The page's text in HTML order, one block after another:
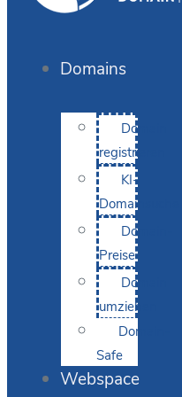
Domains
Domain
registrieren
KI-
Domainsuche
Domain-
Preise
Domain
umziehen
Domain-
Safe
Webspace